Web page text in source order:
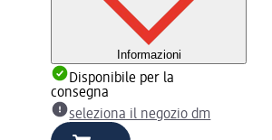
Informazioni
Disponibile per la
consegna
seleziona il negozio dm